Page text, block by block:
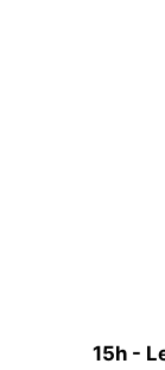
15h -